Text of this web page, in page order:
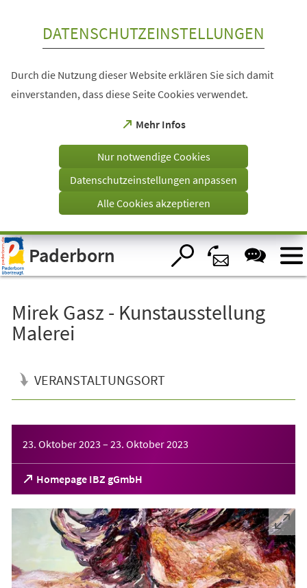
Visuelle
Assistenzsoftware
öffnen.
DATENSCHUTZEINSTELLUNGEN
Durch die Nutzung dieser Website erklären Sie sich damit
einverstanden, dass diese Seite Cookies verwendet.
Mehr Infos
(Öffnet
einem
Tab)
Nur notwendige Cookies
Datenschutzeinstellungen anpassen
Alle Cookies akzeptieren
Paderborn
Mirek Gasz - Kunstausstellung
Malerei
VERANSTALTUNGSORT
23. Oktober 2023 – 23. Oktober 2023
Homepage IBZ gGmbH
(Öffnet
in
einem
neuen